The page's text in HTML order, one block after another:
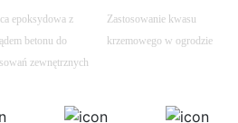
epoksydowa z
betonu do
zewnętrznych
Zastosowanie kwasu
krzemowego w ogrodzie